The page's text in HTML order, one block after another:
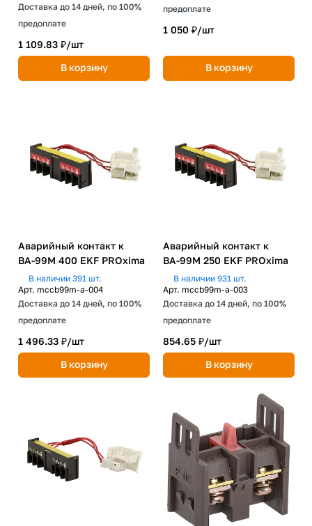
Доставка до 14 дней, по 100%
предоплате
1 109.83 ₽/шт
В корзину
предоплате
1 050 ₽/шт
В корзину
Аварийный контакт к
ВА-99М 400 EKF PROxima
В наличии 391 шт.
Арт. mccb99m-a-004
Доставка до 14 дней, по 100%
предоплате
1 496.33 ₽/шт
В корзину
Аварийный контакт к
ВА-99М 250 EKF PROxima
В наличии 931 шт.
Арт. mccb99m-a-003
Доставка до 14 дней, по 100%
предоплате
854.65 ₽/шт
В корзину